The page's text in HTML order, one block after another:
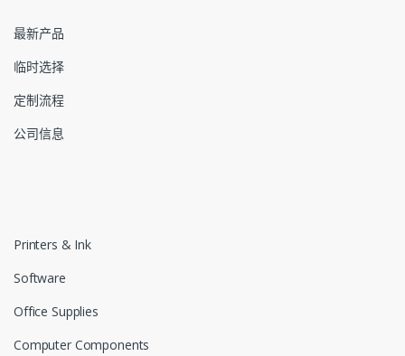
最新产品
临时选择
定制流程
公司信息
Printers & Ink
Software
Office Supplies
Computer Components